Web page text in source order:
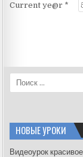
Current ye@r *
e
h
f
НОВЫЕ УРОКИ
Видеоурок